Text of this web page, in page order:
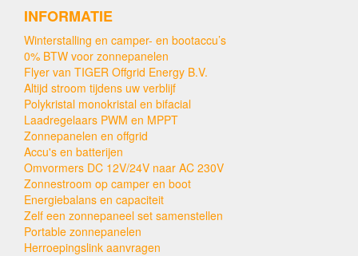
INFORMATIE
Winterstalling en camper- en bootaccu’s
0% BTW voor zonnepanelen
Flyer van TIGER Offgrid Energy B.V.
Altijd stroom tijdens uw verblijf
Polykristal monokristal en bifacial
Laadregelaars PWM en MPPT
Zonnepanelen en offgrid
Accu's en batterijen
Omvormers DC 12V/24V naar AC 230V
Zonnestroom op camper en boot
Energiebalans en capaciteit
Zelf een zonnepaneel set samenstellen
Portable zonnepanelen
Herroepingslink aanvragen